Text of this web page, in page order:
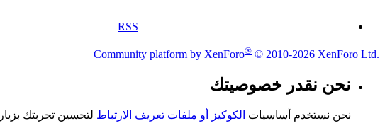
RSS
Community platform by XenForo® © 2010-2026 XenForo Ltd.
نحن نقدر خصوصيتك
نحن نستخدم أساسيات الكوكيز أو ملفات تعريف الارتباط لتحسين تجربتك